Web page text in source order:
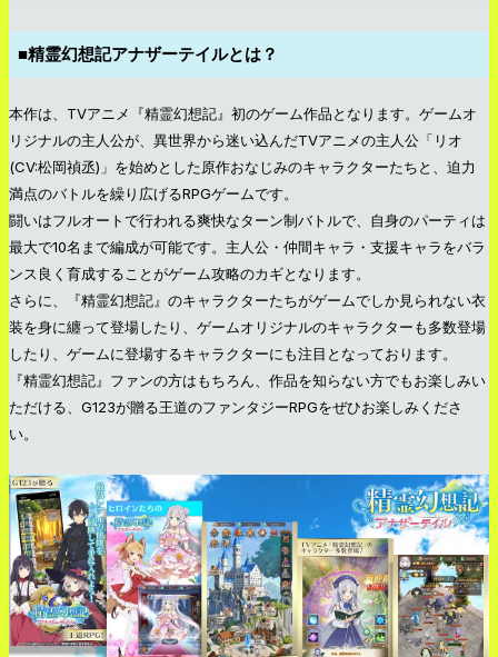
■精霊幻想記アナザーテイルとは？
本作は、TVアニメ『精霊幻想記』初のゲーム作品となります。ゲームオ
リジナルの主人公が、異世界から迷い込んだTVアニメの主人公「リオ
(CV:松岡禎丞)」を始めとした原作おなじみのキャラクターたちと、迫力
満点のバトルを繰り広げるRPGゲームです。
闘いはフルオートで行われる爽快なターン制バトルで、自身のパーティは
最大で10名まで編成が可能です。主人公・仲間キャラ・支援キャラをバラ
ンス良く育成することがゲーム攻略のカギとなります。
さらに、『精霊幻想記』のキャラクターたちがゲームでしか見られない衣
装を身に纏って登場したり、ゲームオリジナルのキャラクターも多数登場
したり、ゲームに登場するキャラクターにも注目となっております。
『精霊幻想記』ファンの方はもちろん、作品を知らない方でもお楽しみい
ただける、G123が贈る王道のファンタジーRPGをぜひお楽しみくださ
い。